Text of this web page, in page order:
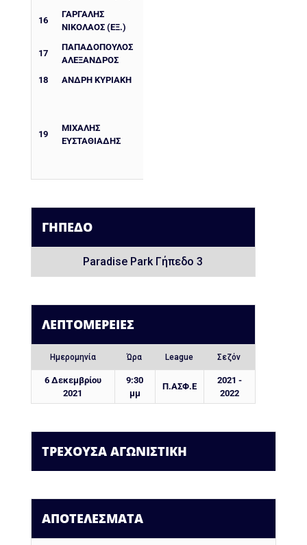
16
ΓΑΡΓΑΛΗΣ
ΝΙΚΌΛΑΟΣ (ΕΞ.)
17
ΠΑΠΑΔΌΠΟΥΛΟΣ
ΑΛΈΞΑΝΔΡΟΣ
18
ΑΝΔΡΉ ΚΥΡΙΑΚΉ
19
ΜΙΧΆΛΗΣ
ΕΥΣΤΑΘΙΆΔΗΣ
ΓΉΠΕΔΟ
Paradise Park Γήπεδο 3
ΛΕΠΤΟΜΈΡΕΙΕΣ
Ημερομηνία Ώρα League Σεζόν
6 Δεκεμβρίου
2021
9:30
μμ
Π.ΑΣΦ.Ε
2021 -
2022
ΤΡΕΧΟΥΣΑ ΑΓΩΝΙΣΤΙΚΗ
ΑΠΟΤΕΛΕΣΜΑΤΑ